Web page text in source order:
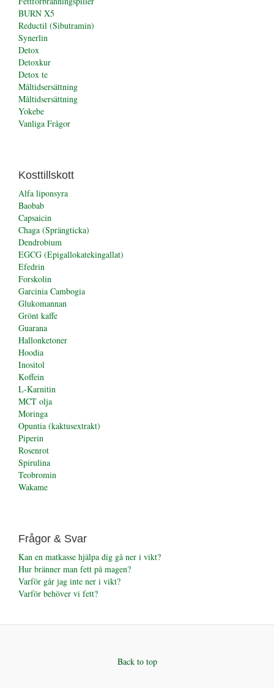
BURN X5
Reductil (Sibutramin)
Synerlin
Detox
Detoxkur
Detox te
Måltidsersättning
Måltidsersättning
Yokebe
Vanliga Frågor
Kosttillskott
Alfa liponsyra
Baobab
Capsaicin
Chaga (Sprängticka)
Dendrobium
EGCG (Epigallokatekingallat)
Efedrin
Forskolin
Garcinia Cambogia
Glukomannan
Grönt kaffe
Guarana
Hallonketoner
Hoodia
Inositol
Koffein
L-Karnitin
MCT olja
Moringa
Opuntia (kaktusextrakt)
Piperin
Rosenrot
Spirulina
Teobromin
Wakame
Frågor & Svar
Kan en matkasse hjälpa dig gå ner i vikt?
Hur bränner man fett på magen?
Varför går jag inte ner i vikt?
Varför behöver vi fett?
Back to top